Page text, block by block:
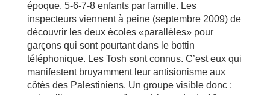
époque. 5-6-7-8 enfants par famille. Les
inspecteurs viennent à peine (septembre 2009) de
découvrir les deux écoles «parallèles» pour
garçons qui sont pourtant dans le bottin
téléphonique. Les Tosh sont connus. C’est eux qui
manifestent bruyamment leur antisionisme aux
côtés des Palestiniens. Un groupe visible donc :